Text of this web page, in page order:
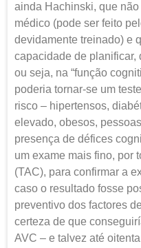
ainda Hachinski, que
médico (pode ser feito
devidamente treinado) e
capacidade de planificar,
ou seja, na “função
poderia tornar-se um
risco – hipertensos,
elevado, obesos,
presença de défices
um exame mais fino, por
(TAC), para confirmar a
caso o resultado fosse
preventivo dos factores
certeza de que
AVC – e talvez até